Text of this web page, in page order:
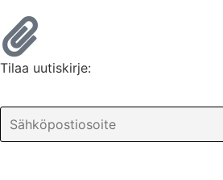
Tilaa uutiskirje: